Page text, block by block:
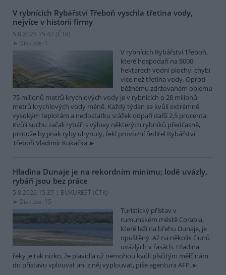
V rybnících Rybářství Třeboň vyschla třetina vody,
nejvíce v historii firmy
5.8.2026 15:42 (ČTK)
Diskuse: 1
V rybnících Rybářství Třeboň,
které hospodaří na 8000
hektarech vodní plochy, chybí
více než třetina vody. Oproti
běžnému zdržovaném objemu
75 milionů metrů krychlových vody je v rybnících o 28 milionů
metrů krychlových vody méně. Každý týden se kvůli extrémně
vysokým teplotám a nedostatku srážek odpaří další 2,5 procenta.
Kvůli suchu začali rybáři s výlovy některých rybníků předčasně,
protože by jinak ryby uhynuly, řekl provozní ředitel Rybářství
Třeboň Vladimír Kukačka.
Hladina Dunaje je na rekordním minimu; lodě uvázly,
rybáři jsou bez práce
5.8.2026 15:37 | BUKUREŠŤ (ČTK)
Diskuse: 15
Turistický přístav v
rumunském městě Corabia,
které leží na břehu Dunaje, je
opuštěný. Až na několik člunů
uvázlých v řasách. Hladina
řeky je tak nízko, že plavidla už nemohou kvůli písčitým mělčinám
do přístavu vplouvat ani z něj vyplouvat, píše agentura AFP.